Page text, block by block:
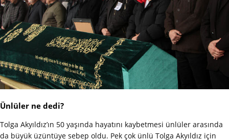
Ünlüler ne dedi?
Tolga Akyıldız’ın 50 yaşında hayatını kaybetmesi ünlüler arasında
da büyük üzüntüye sebep oldu. Pek çok ünlü Tolga Akyıldız için